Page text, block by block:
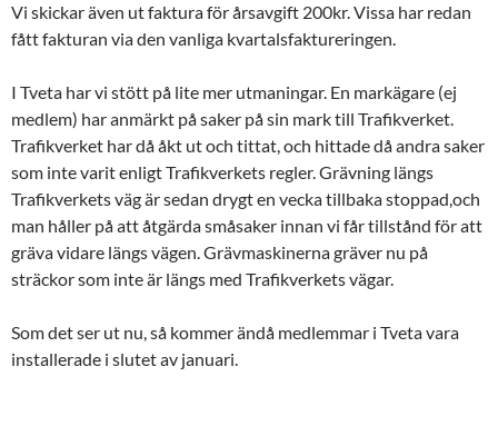
Vi skickar även ut faktura för årsavgift 200kr. Vissa har redan
fått fakturan via den vanliga kvartalsfaktureringen.
I Tveta har vi stött på lite mer utmaningar. En markägare (ej
medlem) har anmärkt på saker på sin mark till Trafikverket.
Trafikverket har då åkt ut och tittat, och hittade då andra saker
som inte varit enligt Trafikverkets regler. Grävning längs
Trafikverkets väg är sedan drygt en vecka tillbaka stoppad,och
man håller på att åtgärda småsaker innan vi får tillstånd för att
gräva vidare längs vägen. Grävmaskinerna gräver nu på
sträckor som inte är längs med Trafikverkets vägar.
Som det ser ut nu, så kommer ändå medlemmar i Tveta vara
installerade i slutet av januari.